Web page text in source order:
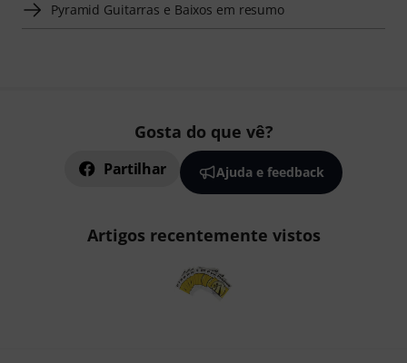
Pyramid Guitarras e Baixos em resumo
Gosta do que vê?
Partilhar Ajuda e feedback
Artigos recentemente vistos